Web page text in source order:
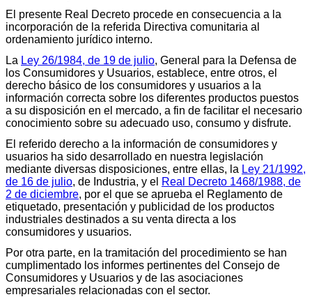
El presente Real Decreto procede en consecuencia a la
incorporación de la referida Directiva comunitaria al
ordenamiento jurídico interno.
La Ley 26/1984, de 19 de julio, General para la Defensa de
los Consumidores y Usuarios, establece, entre otros, el
derecho básico de los consumidores y usuarios a la
información correcta sobre los diferentes productos puestos
a su disposición en el mercado, a fin de facilitar el necesario
conocimiento sobre su adecuado uso, consumo y disfrute.
El referido derecho a la información de consumidores y
usuarios ha sido desarrollado en nuestra legislación
mediante diversas disposiciones, entre ellas, la Ley 21/1992,
de 16 de julio, de Industria, y el Real Decreto 1468/1988, de
2 de diciembre, por el que se aprueba el Reglamento de
etiquetado, presentación y publicidad de los productos
industriales destinados a su venta directa a los
consumidores y usuarios.
Por otra parte, en la tramitación del procedimiento se han
cumplimentado los informes pertinentes del Consejo de
Consumidores y Usuarios y de las asociaciones
empresariales relacionadas con el sector.